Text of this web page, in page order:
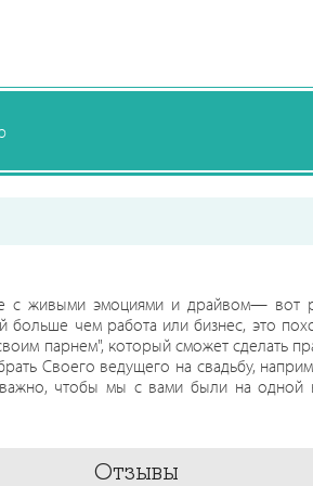
с живыми эмоциями и драйвом— вот
чем работа или бизнес, это
парнем", который сможет сделать
Своего ведущего на свадьбу,
чтобы мы с вами были на одной
Отзывы